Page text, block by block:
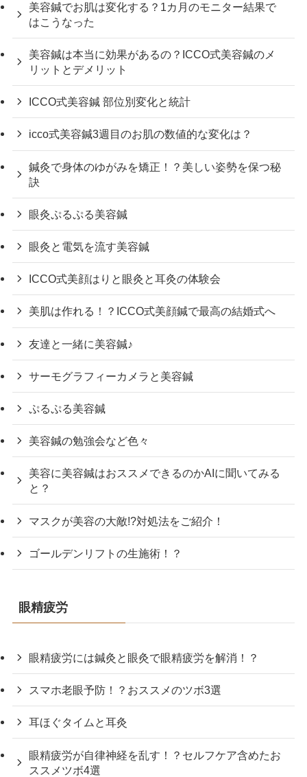
美容鍼でお肌は変化する？1カ月のモニター結果で
はこうなった
美容鍼は本当に効果があるの？ICCO式美容鍼のメ
リットとデメリット
ICCO式美容鍼 部位別変化と統計
icco式美容鍼3週目のお肌の数値的な変化は？
鍼灸で身体のゆがみを矯正！？美しい姿勢を保つ秘
訣
眼灸ぷるぷる美容鍼
眼灸と電気を流す美容鍼
ICCO式美顔はりと眼灸と耳灸の体験会
美肌は作れる！？ICCO式美顔鍼で最高の結婚式へ
友達と一緒に美容鍼♪
サーモグラフィーカメラと美容鍼
ぷるぷる美容鍼
美容鍼の勉強会など色々
美容に美容鍼はおススメできるのかAIに聞いてみる
と？
マスクが美容の大敵!?対処法をご紹介！
ゴールデンリフトの生施術！？
眼精疲労
眼精疲労には鍼灸と眼灸で眼精疲労を解消！？
スマホ老眼予防！？おススメのツボ3選
耳ほぐタイムと耳灸
眼精疲労が自律神経を乱す！？セルフケア含めたお
ススメツボ4選